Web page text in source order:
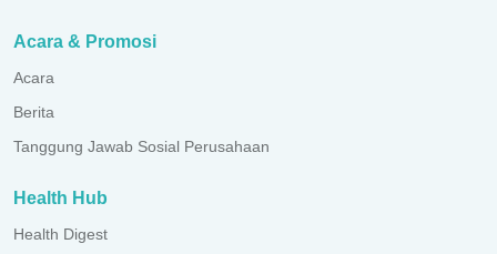
Acara & Promosi
Acara
Berita
Tanggung Jawab Sosial Perusahaan
Health Hub
Health Digest